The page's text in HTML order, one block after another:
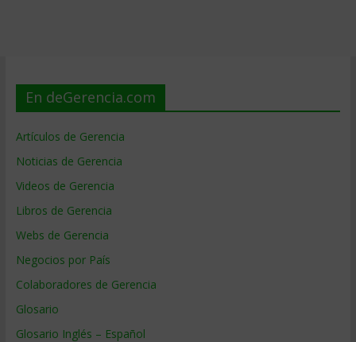
En deGerencia.com
Artículos de Gerencia
Noticias de Gerencia
Videos de Gerencia
Libros de Gerencia
Webs de Gerencia
Negocios por País
Colaboradores de Gerencia
Glosario
Glosario Inglés – Español